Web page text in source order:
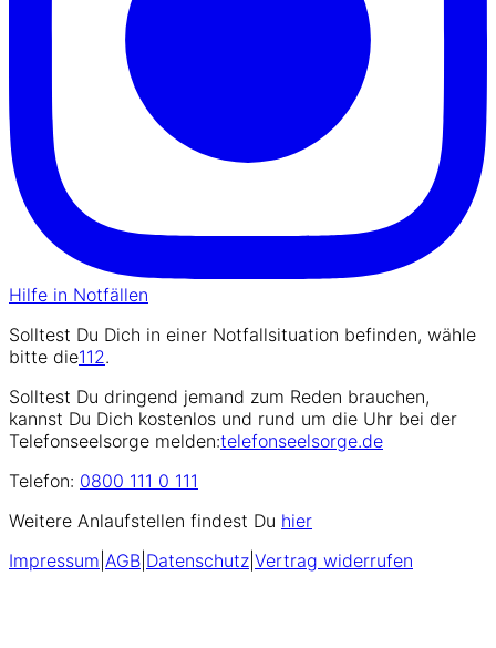
Hilfe in Notfällen
Solltest Du Dich in einer Notfallsituation befinden, wähle
bitte die112.
Solltest Du dringend jemand zum Reden brauchen,
kannst Du Dich kostenlos und rund um die Uhr bei der
Telefonseelsorge melden:telefonseelsorge.de
Telefon: 0800 111 0 111
Weitere Anlaufstellen findest Du hier
Impressum AGB Datenschutz Vertrag widerrufen